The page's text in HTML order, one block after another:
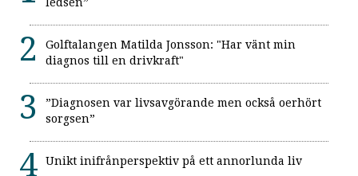
Golftalangen Matilda Jonsson: "Har vänt min
diagnos till en drivkraft"
”Diagnosen var livsavgörande men också oerhört
sorgsen”
Unikt inifrånperspektiv på ett annorlunda liv